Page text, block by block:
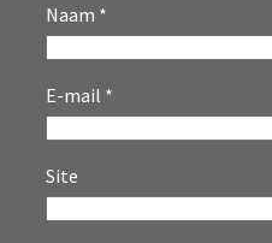
Naam *
E-mail *
Site